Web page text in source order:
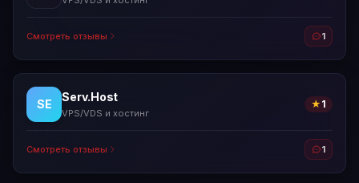
Смотреть отзывы 1
SE
Serv.Host
VPS/VDS и хостинг
★ 1
Смотреть отзывы 1